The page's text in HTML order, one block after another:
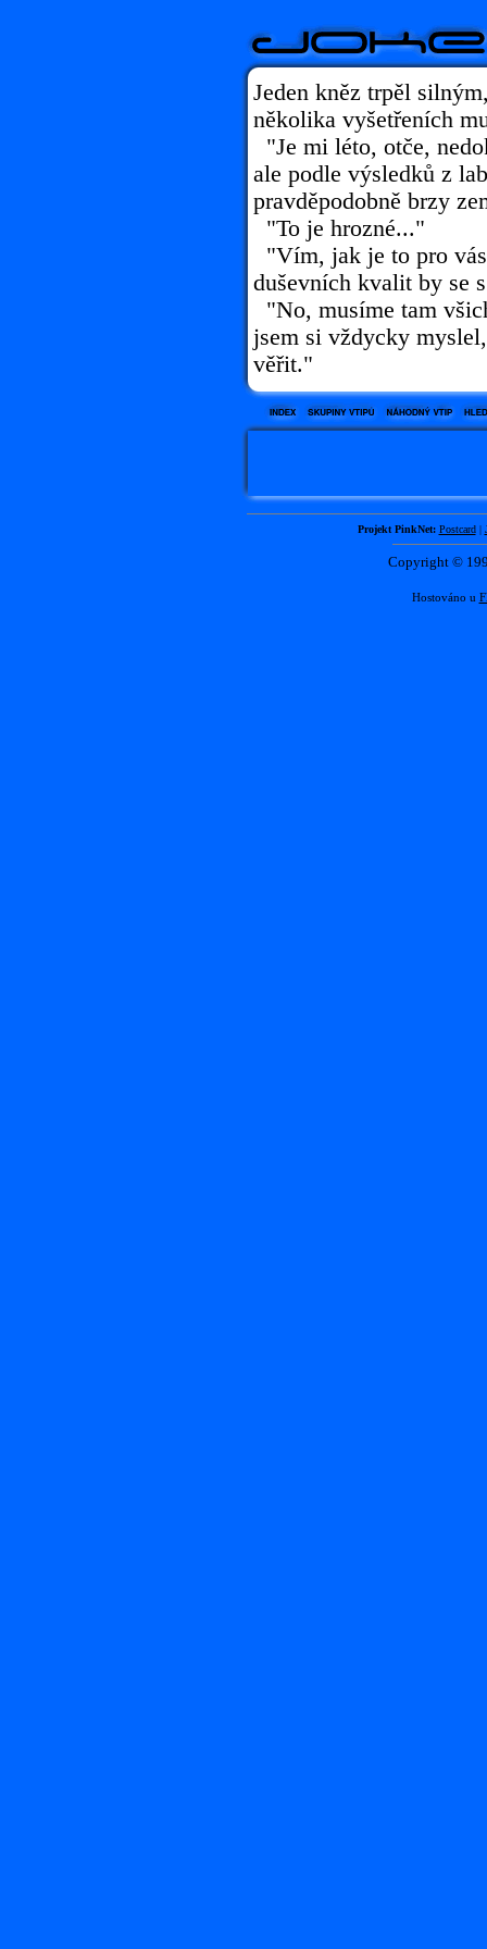
Jeden kněz trpěl
několika vyšetřeních
"Je mi léto, otče,
ale podle výsledků z
pravděpodobně brzy
"To je hrozné..."
"Vím, jak je to pro
duševních kvalit by se
"No, musíme tam
jsem si vždycky
věřit."
Projekt PinkNet: Postcard|
Copyright ©
Hostováno u